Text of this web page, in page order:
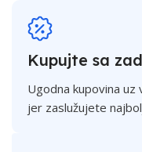
Kupujte sa
Ugodna kupovina uz
jer zaslužujete